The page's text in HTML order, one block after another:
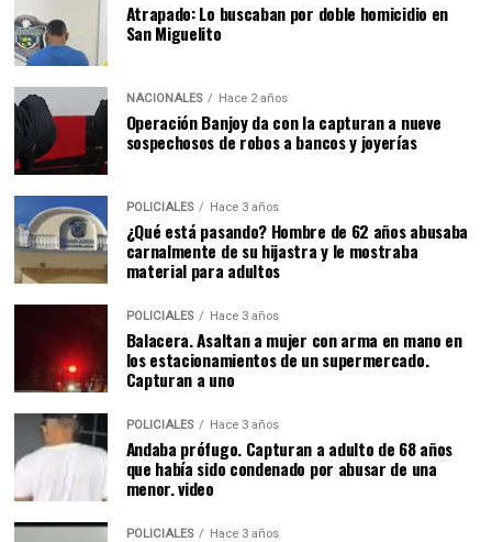
Atrapado: Lo buscaban por doble homicidio en
San Miguelito
NACIONALES Hace 2 años
Operación Banjoy da con la capturan a nueve
sospechosos de robos a bancos y joyerías
POLICIALES Hace 3 años
¿Qué está pasando? Hombre de 62 años abusaba
carnalmente de su hijastra y le mostraba
material para adultos
POLICIALES Hace 3 años
Balacera. Asaltan a mujer con arma en mano en
los estacionamientos de un supermercado.
Capturan a uno
POLICIALES Hace 3 años
Andaba prófugo. Capturan a adulto de 68 años
que había sido condenado por abusar de una
menor. video
POLICIALES Hace 3 años